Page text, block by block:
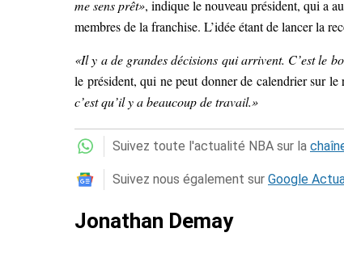
me sens prêt», indique le nouveau président, qui a
membres de la franchise. L’idée étant de lancer la
«Il y a de grandes décisions qui arrivent. C’est le
le président, qui ne peut donner de calendrier sur le
c’est qu’il y a beaucoup de travail.»
Suivez toute l'actualité NBA sur la
Suivez nous également sur Google
Jonathan Demay